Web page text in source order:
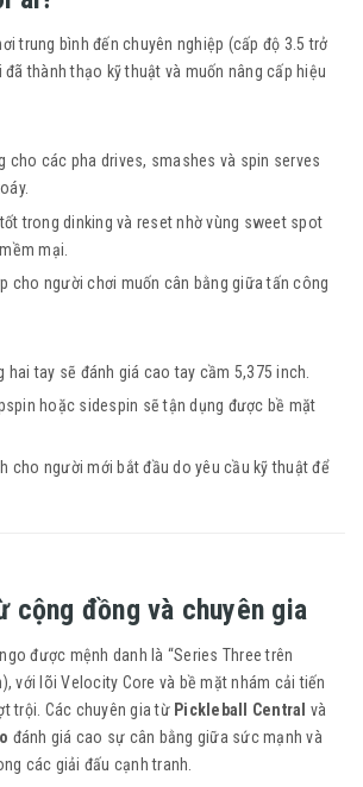
trung bình đến chuyên nghiệp (cấp độ 3.5 trở
đã thành thạo kỹ thuật và muốn nâng cấp hiệu
cho các pha drives, smashes và spin serves
trong dinking và reset nhờ vùng sweet spot
mại.
cho người chơi muốn cân bằng giữa tấn công
hai tay sẽ đánh giá cao tay cầm 5,375 inch.
hoặc sidespin sẽ tận dụng được bề mặt
cho người mới bắt đầu do yêu cầu kỹ thuật để
cộng đồng và chuyên gia
được mệnh danh là “Series Three trên
với lõi Velocity Core và bề mặt nhám cải tiến
trội. Các chuyên gia từ Pickleball Central và
đánh giá cao sự cân bằng giữa sức mạnh và
các giải đấu cạnh tranh.